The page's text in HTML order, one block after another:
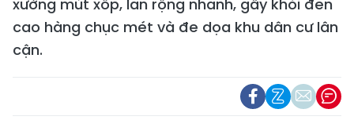
xưởng mút xốp, lan rộng nhanh, gây khói đen
cao hàng chục mét và đe dọa khu dân cư lân
cận.